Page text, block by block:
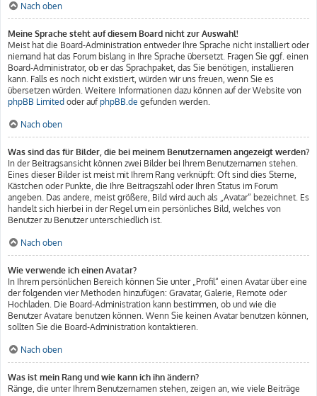
Nach oben
Meine Sprache steht auf diesem Board nicht zur Auswahl!
Meist hat die Board-Administration entweder Ihre Sprache nicht installiert oder
niemand hat das Forum bislang in Ihre Sprache übersetzt. Fragen Sie ggf. einen
Board-Administrator, ob er das Sprachpaket, das Sie benötigen, installieren
kann. Falls es noch nicht existiert, würden wir uns freuen, wenn Sie es
übersetzen würden. Weitere Informationen dazu können auf der Website von
phpBB Limited oder auf phpBB.de gefunden werden.
Nach oben
Was sind das für Bilder, die bei meinem Benutzernamen angezeigt werden?
In der Beitragsansicht können zwei Bilder bei Ihrem Benutzernamen stehen.
Eines dieser Bilder ist meist mit Ihrem Rang verknüpft: Oft sind dies Sterne,
Kästchen oder Punkte, die Ihre Beitragszahl oder Ihren Status im Forum
angeben. Das andere, meist größere, Bild wird auch als „Avatar“ bezeichnet. Es
handelt sich hierbei in der Regel um ein persönliches Bild, welches von
Benutzer zu Benutzer unterschiedlich ist.
Nach oben
Wie verwende ich einen Avatar?
In Ihrem persönlichen Bereich können Sie unter „Profil“ einen Avatar über eine
der folgenden vier Methoden hinzufügen: Gravatar, Galerie, Remote oder
Hochladen. Die Board-Administration kann bestimmen, ob und wie die
Benutzer Avatare benutzen können. Wenn Sie keinen Avatar benutzen können,
sollten Sie die Board-Administration kontaktieren.
Nach oben
Was ist mein Rang und wie kann ich ihn ändern?
Ränge, die unter Ihrem Benutzernamen stehen, zeigen an, wie viele Beiträge